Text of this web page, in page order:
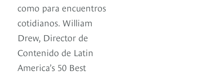
como para encuentros
cotidianos. William
Drew, Director de
Contenido de Latin
America’s 50 Best